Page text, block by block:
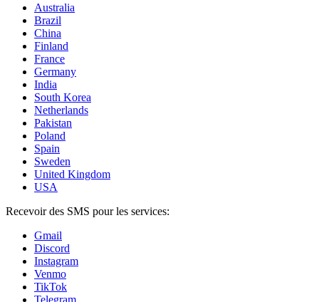
Australia
Brazil
China
Finland
France
Germany
India
South Korea
Netherlands
Pakistan
Poland
Spain
Sweden
United Kingdom
USA
Recevoir des SMS pour les services:
Gmail
Discord
Instagram
Venmo
TikTok
Telegram